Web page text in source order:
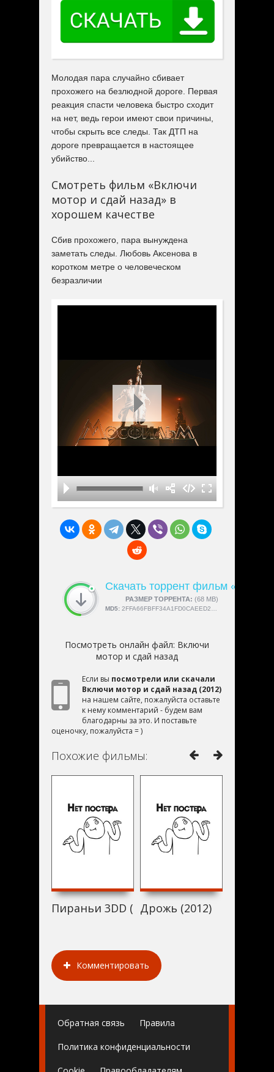
Молодая пара случайно сбивает
прохожего на безлюдной дороге. Первая
реакция спасти человека быстро сходит
на нет, ведь герои имеют свои причины,
чтобы скрыть все следы. Так ДТП на
дороге превращается в настоящее
убийство...
Смотреть фильм «Включи
мотор и сдай назад» в
хорошем качестве
Сбив прохожего, пара вынуждена
заметать следы. Любовь Аксенова в
коротком метре о человеческом
безразличии
Скачать торрент фильм
РАЗМЕР ТОРРЕНТА: (68 MB)
СКАЧАЛИ:4189
MD5: 2FFA66FBFF34A1FD0CAEED2EE9EDCCB5
Посмотреть онлайн файл: Включи
мотор и сдай назад
Если вы посмотрели или скачали
Включи мотор и сдай назад (2012)
на нашем сайте, пожалуйста оставьте
к нему комментарий - будем вам
благодарны за это. И поставьте
оценочку, пожалуйста = )
Похожие фильмы:
Пираньи 3DD (2012)Дрожь (2012)
Комментировать
Обратная связь Правила
Политика конфиденциальности